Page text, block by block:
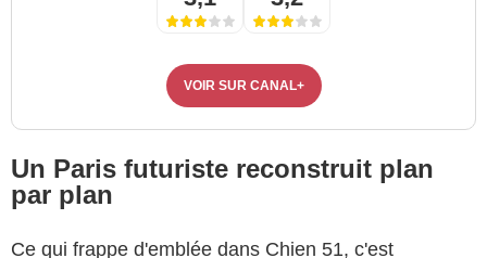
VOIR SUR CANAL+
Un Paris futuriste reconstruit plan
par plan
Ce qui frappe d'emblée dans Chien 51, c'est